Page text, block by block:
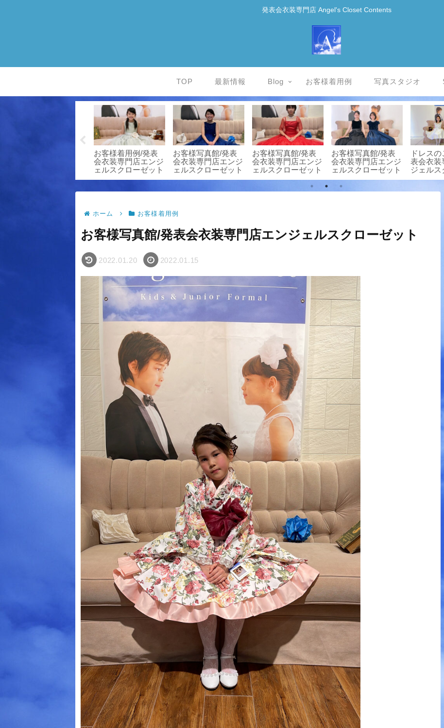
発表会衣装専門店 Angel's Closet Contents
TOP 最新情報 Blog お客様着用例 写真スタジオ
お客様着用例/発表
会衣装専門店エンジ
ェルスクローゼット
お客様写真館/発表
会衣装専門店エンジ
ェルスクローゼット
お客様写真館/発表
会衣装専門店エンジ
ェルスクローゼット
お客様写真館/発表
会衣装専門店エンジ
ェルスクローゼット
ドレス
表会衣装
ジェルス
ト
ホーム お客様着用例
お客様写真館/発表会衣装専門店エンジェルスクローゼット
2022.01.20 2022.01.15